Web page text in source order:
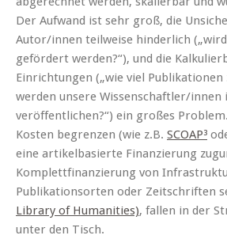
Der Aufwand ist sehr groß, die
Autor/innen teilweise hinderlich
gefördert werden?“), und die
Einrichtungen („wie viel Publikationen
werden unsere Wissenschaftler/innen
veröffentlichen?“) ein großes
Kosten begrenzen (wie z.B. SCOAP³
eine artikelbasierte Finanzierung
Komplettfinanzierung von
Publikationsorten oder Zeitschriften
Library of Humanities), fallen in der
unter den Tisch.